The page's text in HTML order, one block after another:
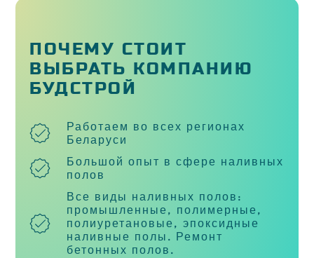
ПОЧЕМУ СТОИТ
ВЫБРАТЬ КОМПАНИЮ
БУДСТРОЙ
Работаем во всех регионах
Беларуси
Большой опыт в сфере наливных
полов
Все виды наливных полов:
промышленные, полимерные,
полиуретановые, эпоксидные
наливные полы. Ремонт
бетонных полов.